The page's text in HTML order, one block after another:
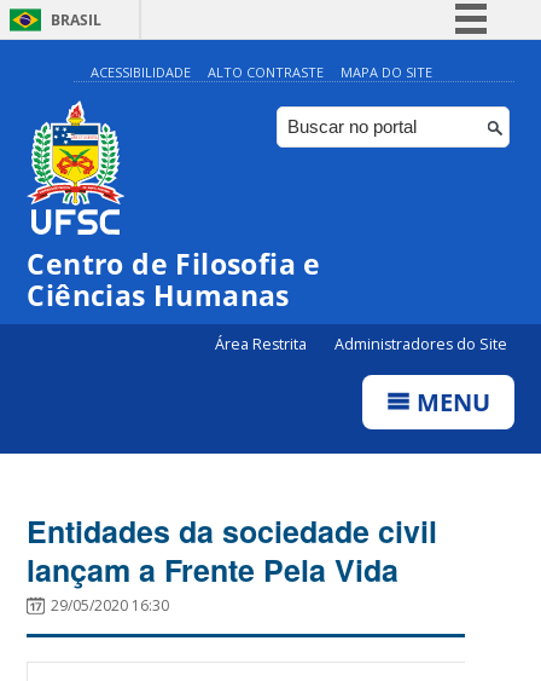
BRASIL
Simplifique!
Comunica BR
Participe
ACESSIBILIDADE ALTO CONTRASTE MAPA DO SITE
Centro de Filosofia e
Ciências Humanas
Área Restrita Administradores do Site
MENU
Entidades da sociedade civil
lançam a Frente Pela Vida
29/05/2020 16:30